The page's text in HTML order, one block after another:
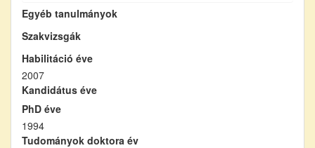
Egyéb tanulmányok
Szakvizsgák
Habilitáció éve
2007
Kandidátus éve
PhD éve
1994
Tudományok doktora év